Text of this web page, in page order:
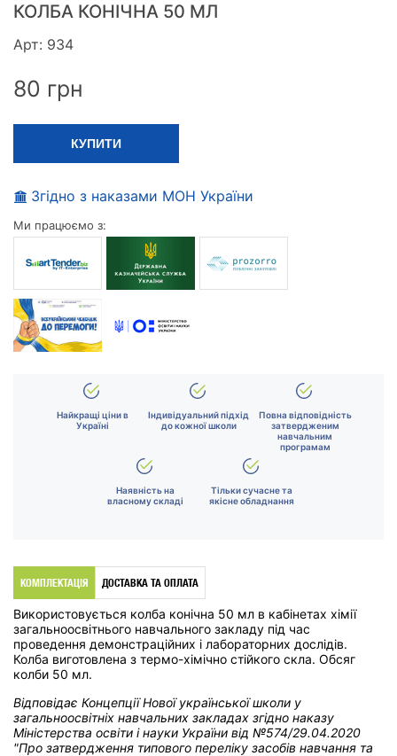
КОЛБА КОНІЧНА 50 МЛ
Арт: 934
80 грн
КУПИТИ
Згідно з наказами МОН України
Ми працюємо з:
Найкращі ціни в
Україні
Індивідуальний підхід
до кожної школи
Повна відповідність
затвердженим
навчальним
програмам
Наявність на
власному складі
Тільки сучасне та
якісне обладнання
КОМПЛЕКТАЦІЯ ДОСТАВКА ТА ОПЛАТА
Використовується колба конічна 50 мл в кабінетах хімії
загальноосвітнього навчального закладу під час
проведення демонстраційних і лабораторних дослідів.
Колба виготовлена з термо-хімічно стійкого скла. Обсяг
колби 50 мл.
Відповідає Концепції Нової української школи у
загальноосвітніх навчальних закладах згідно наказу
Міністерства освіти і науки України від №574/29.04.2020
"Про затвердження типового переліку засобів навчання та